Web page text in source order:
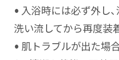
• 入浴時には必ず外し
洗い流してから再度装
• 肌トラブルが出た場